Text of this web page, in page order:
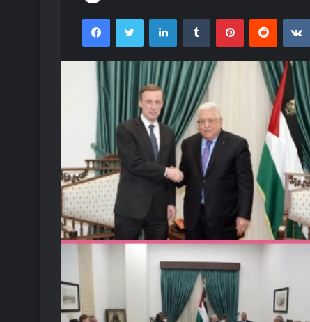
FacebookTwitter LinkedInTumblr PinterestReddit